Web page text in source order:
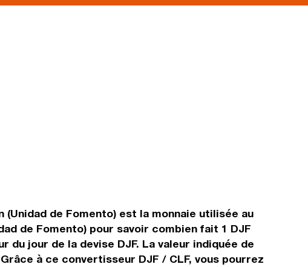
de Fomento) est la monnaie utilisée au
de Fomento) pour savoir combien fait 1 DJF
du jour de la devise DJF. La valeur indiquée de
à ce convertisseur DJF / CLF, vous pourrez